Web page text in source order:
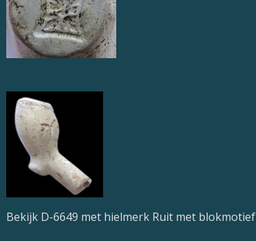
Bekijk D-6649 met hielmerk Ruit met blokmotief